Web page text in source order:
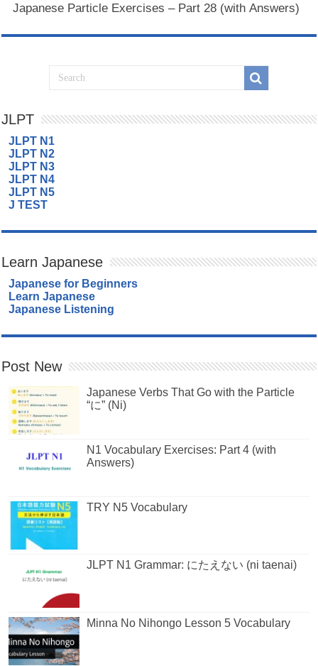
Japanese Particle Exercises – Part 28 (with Answers)
JLPT
JLPT N1
JLPT N2
JLPT N3
JLPT N4
JLPT N5
J TEST
Learn Japanese
Japanese for Beginners
Learn Japanese
Japanese Listening
Post New
Japanese Verbs That Go with the Particle
“に” (Ni)
N1 Vocabulary Exercises: Part 4 (with
Answers)
TRY N5 Vocabulary
JLPT N1 Grammar: にたえない (ni taenai)
Minna No Nihongo Lesson 5 Vocabulary